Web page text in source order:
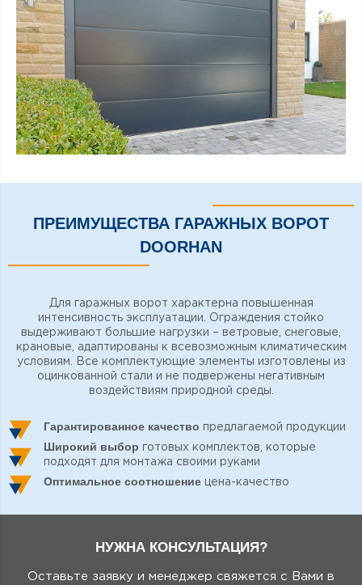
ПРЕИМУЩЕСТВА ГАРАЖНЫХ ВОРОТ
DOORHAN
Для гаражных ворот характерна повышенная
интенсивность эксплуатации. Ограждения стойко
выдерживают большие нагрузки – ветровые, снеговые,
крановые, адаптированы к всевозможным климатическим
условиям. Все комплектующие элементы изготовлены из
оцинкованной стали и не подвержены негативным
воздействиям природной среды.
Гарантированное качество предлагаемой продукции
Широкий выбор готовых комплектов, которые
подходят для монтажа своими руками
Оптимальное соотношениецена-качество
НУЖНА КОНСУЛЬТАЦИЯ?
Оставьте заявку и менеджер свяжется с Вами в